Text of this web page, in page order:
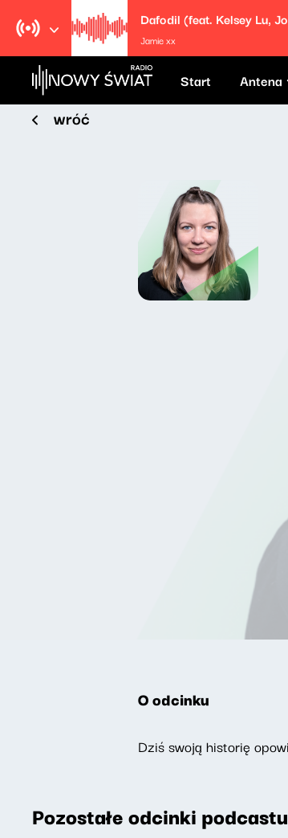
Jamie xx
Start Antena
wróć
O odcinku
Dziś swoją historię
Pozostałe odcinki podcastu